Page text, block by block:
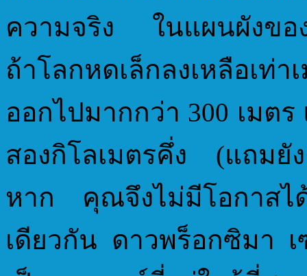
ความจริง ในแผนผังขอ
ถ้าโลกหดเล็กลงเหลือเท่
ออกไปมากกว่า 300 เมต
สองกิโลเมตรคึ่ง (แถมยั
หาก คุณจึงไม่มีโอกาส
เดียวกัน ดาวพร็อกซิมา เ